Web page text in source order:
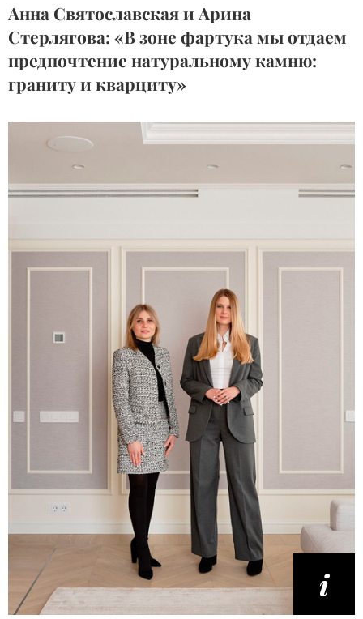
Анна Святославская и Арина
Стерлягова: «В зоне фартука мы отдаем
предпочтение натуральному камню:
граниту и кварциту»